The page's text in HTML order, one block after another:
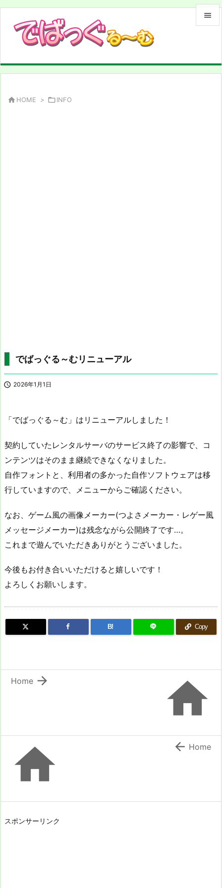


 HOME > INFO
でばっぐる～むリニューアル
 2026年1月1日
「でばっぐる～む」はリニューアルしました！
契約していたレンタルサーバのサービス終了の影響で、コ
ンテンツはそのまま継続できなくなりました。
自作フォントと、利用者の多かった自作ソフトウェアは移
行していますので、メニューからご確認ください。
なお、ゲーム風の画像メーカー(つよさメーカー・レゲー風
メッセージメーカー)は残念ながら公開終了です…。
これまで遊んでいただきありがとうございました。
今後もお付き合いいただけると嬉しいです！
よろしくお願いします。
B! Copy


Home
  Home
スポンサーリンク